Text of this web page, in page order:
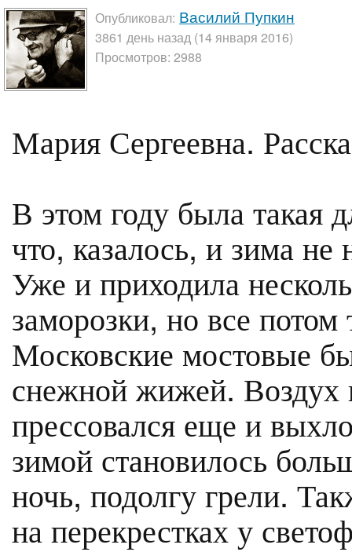
Опубликовал: Василий Пупкин
3861 день назад (14 января 2016)
Просмотров: 2988
Мария Сергеевна.
В этом году была такая
что, казалось, и зима
Уже и приходила
заморозки, но все
Московские мостовые
снежной жижей. Воздух
прессовался еще и
зимой становилось
ночь, подолгу грели.
на перекрестках у